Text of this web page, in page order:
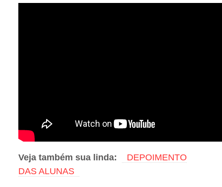
Veja também sua linda:
DEPOIMENTO
DAS ALUNAS